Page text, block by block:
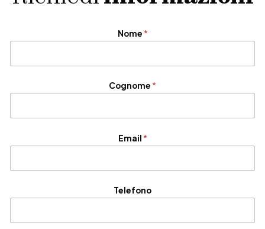
*
e
a
Nome *
Cognome *
Email *
Telefono